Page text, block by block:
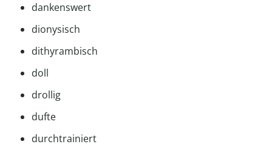
dankenswert
dionysisch
dithyrambisch
doll
drollig
dufte
durchtrainiert